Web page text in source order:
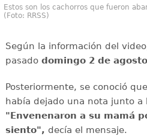
Estos son los cachorros que fueron
(Foto: RRSS)
Según la información del
pasado domingo 2 de agosto
Posteriormente, se conoció
había dejado una nota junto a
"Envenenaron a su mamá
siento", decía el mensaje.